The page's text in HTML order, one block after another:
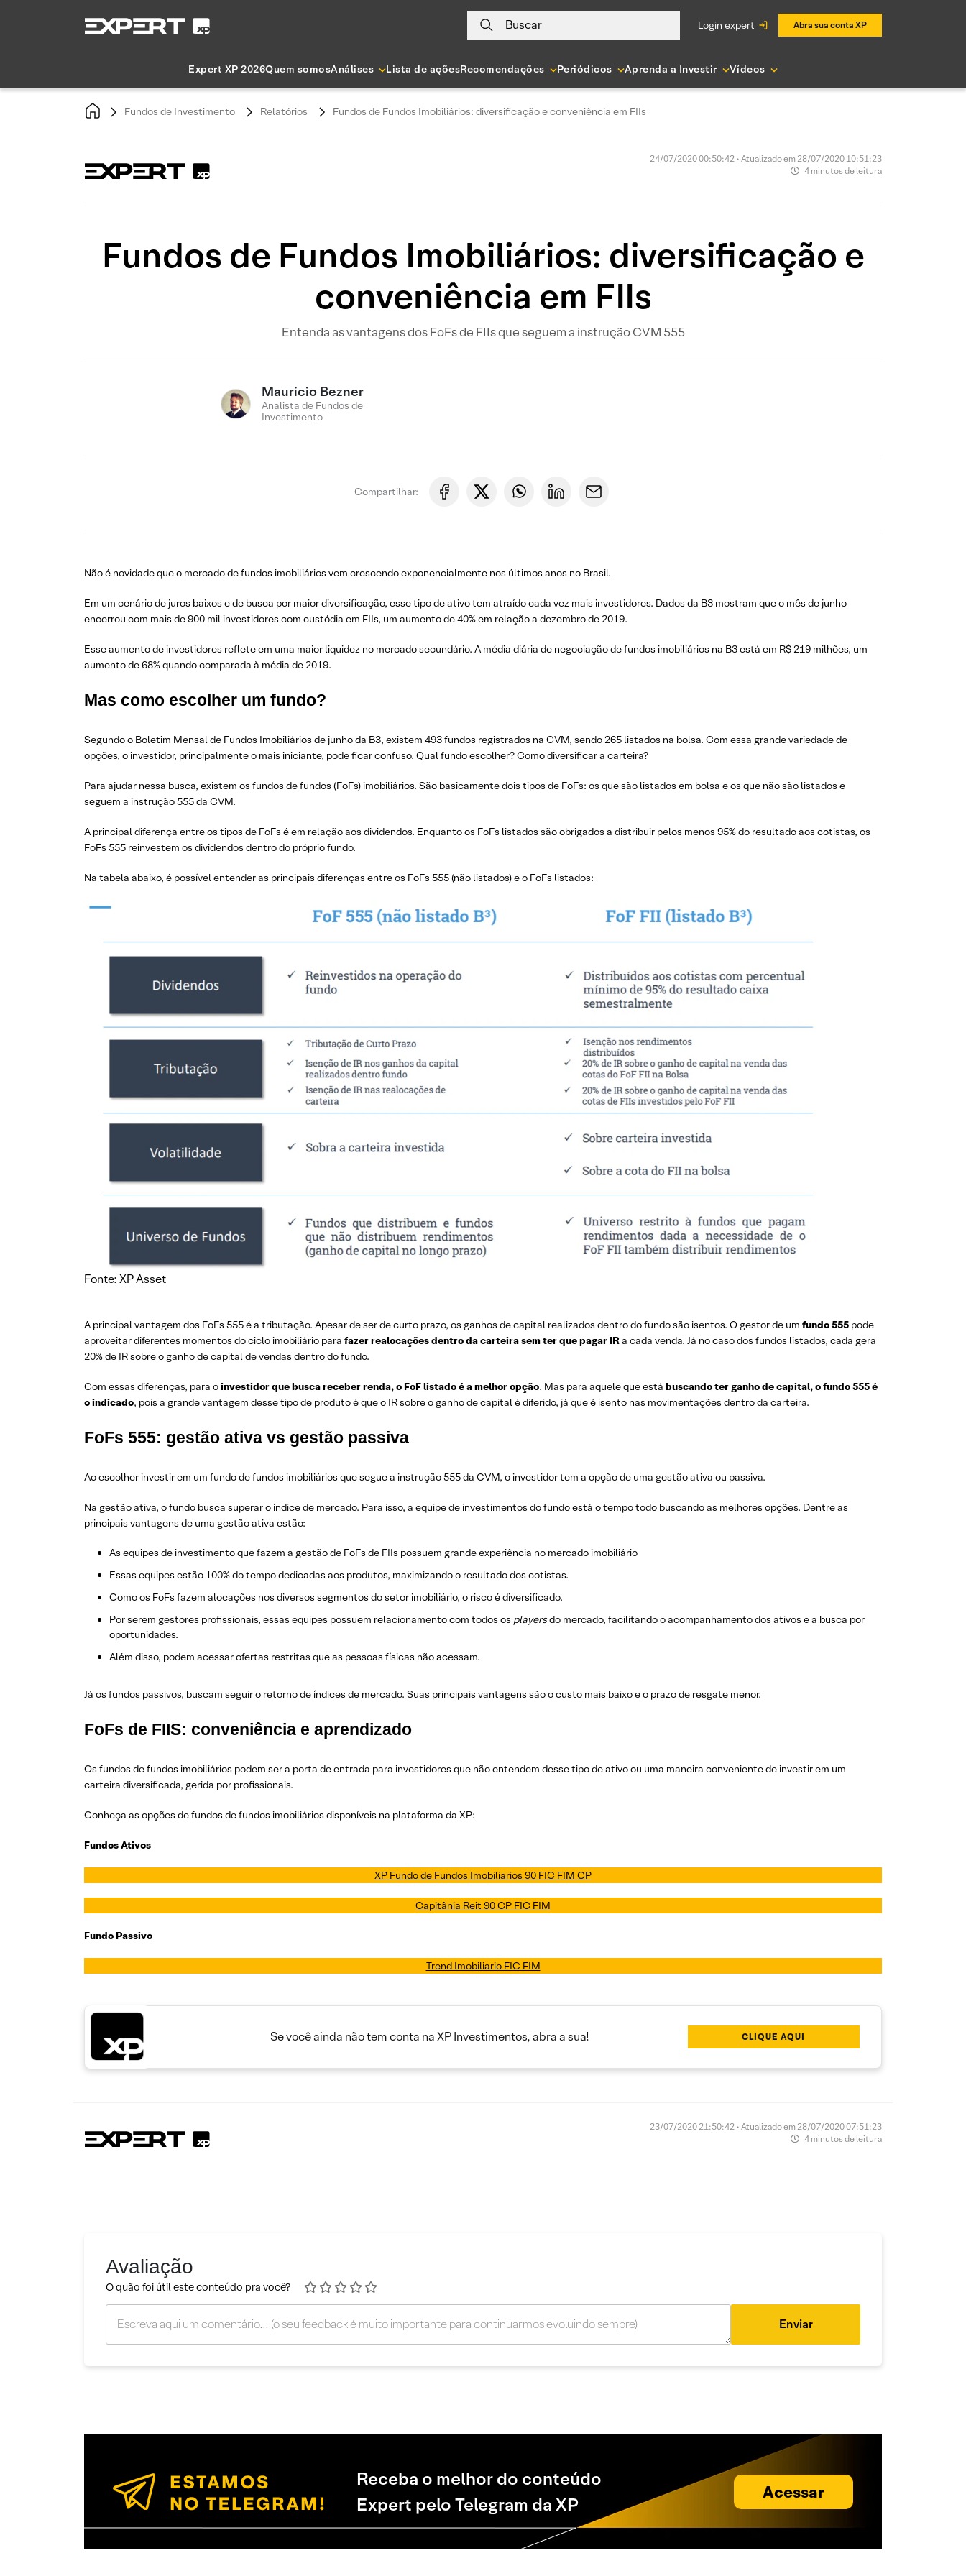
Buscar login expert Abra sua conta XP
Expert XP 2026Quem somosAnálises Lista de açõesRecomendações Periódicos Aprenda a Investir Vídeos
Fundos de Investimento Relatórios Fundos de Fundos Imobiliários: diversificação e conveniência em FIIs
24/07/2020 00:50:42 • Atualizado em 28/07/2020 10:51:23
4 minutos de leitura
Fundos de Fundos Imobiliários: diversificação e
conveniência em FIIs
Entenda as vantagens dos FoFs de FIIs que seguem a instrução CVM 555
Mauricio Bezner
Analista de Fundos de
Investimento
Compartilhar:
Não é novidade que o mercado de fundos imobiliários vem crescendo exponencialmente nos últimos anos no Brasil.
Em um cenário de juros baixos e de busca por maior diversificação, esse tipo de ativo tem atraído cada vez mais investidores. Dados da B3 mostram que o mês de junho
encerrou com mais de 900 mil investidores com custódia em FIIs, um aumento de 40% em relação a dezembro de 2019.
Esse aumento de investidores reflete em uma maior liquidez no mercado secundário. A média diária de negociação de fundos imobiliários na B3 está em R$ 219 milhões, um
aumento de 68% quando comparada à média de 2019.
Mas como escolher um fundo?
Segundo o Boletim Mensal de Fundos Imobiliários de junho da B3, existem 493 fundos registrados na CVM, sendo 265 listados na bolsa. Com essa grande variedade de
opções, o investidor, principalmente o mais iniciante, pode ficar confuso. Qual fundo escolher? Como diversificar a carteira?
Para ajudar nessa busca, existem os fundos de fundos (FoFs) imobiliários. São basicamente dois tipos de FoFs: os que são listados em bolsa e os que não são listados e
seguem a instrução 555 da CVM.
A principal diferença entre os tipos de FoFs é em relação aos dividendos. Enquanto os FoFs listados são obrigados a distribuir pelos menos 95% do resultado aos cotistas, os
FoFs 555 reinvestem os dividendos dentro do próprio fundo.
Na tabela abaixo, é possível entender as principais diferenças entre os FoFs 555 (não listados) e o FoFs listados:
Fonte: XP Asset
A principal vantagem dos FoFs 555 é a tributação. Apesar de ser de curto prazo, os ganhos de capital realizados dentro do fundo são isentos. O gestor de um fundo 555 pode
aproveitar diferentes momentos do ciclo imobiliário para fazer realocações dentro da carteira sem ter que pagar IRa cada venda. Já no caso dos fundos listados, cada gera
20% de IR sobre o ganho de capital de vendas dentro do fundo.
Com essas diferenças, para oinvestidor que busca receber renda, o FoF listado é a melhor opção. Mas para aquele que está buscando ter ganho de capital, o fundo 555 é
o indicado, pois a grande vantagem desse tipo de produto é que o IR sobre o ganho de capital é diferido, já que é isento nas movimentações dentro da carteira.
FoFs 555: gestão ativa vs gestão passiva
Ao escolher investir em um fundo de fundos imobiliários que segue a instrução 555 da CVM, o investidor tem a opção de uma gestão ativa ou passiva.
Na gestão ativa, o fundo busca superar o índice de mercado. Para isso, a equipe de investimentos do fundo está o tempo todo buscando as melhores opções. Dentre as
principais vantagens de uma gestão ativa estão:
As equipes de investimento que fazem a gestão de FoFs de FIIs possuem grande experiência no mercado imobiliário
Essas equipes estão 100% do tempo dedicadas aos produtos, maximizando o resultado dos cotistas.
Como os FoFs fazem alocações nos diversos segmentos do setor imobiliário, o risco é diversificado.
Por serem gestores profissionais, essas equipes possuem relacionamento com todos os playersdo mercado, facilitando o acompanhamento dos ativos e a busca por
oportunidades.
Além disso, podem acessar ofertas restritas que as pessoas físicas não acessam.
Já os fundos passivos, buscam seguir o retorno de índices de mercado. Suas principais vantagens são o custo mais baixo e o prazo de resgate menor.
FoFs de FIIS: conveniência e aprendizado
Os fundos de fundos imobiliários podem ser a porta de entrada para investidores que não entendem desse tipo de ativo ou uma maneira conveniente de investir em um
carteira diversificada, gerida por profissionais.
Conheça as opções de fundos de fundos imobiliários disponíveis na plataforma da XP:
Fundos Ativos
XP Fundo de Fundos Imobiliarios 90 FIC FIM CP
Capitânia Reit 90 CP FIC FIM
Fundo Passivo
Trend Imobiliario FIC FIM
Se você ainda não tem conta na XP Investimentos, abra a sua! CLIQUE AQUI
23/07/2020 21:50:42 • Atualizado em 28/07/2020 07:51:23
4 minutos de leitura
Avaliação
O quão foi útil este conteúdo pra você?
Enviar
Receba o melhor do conteúdo
Expert pelo Telegram da XP
Acessar